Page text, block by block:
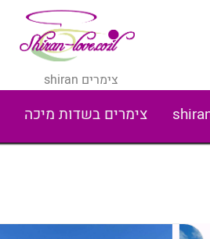
צימרים shiran
צימרים בשדות מיכה